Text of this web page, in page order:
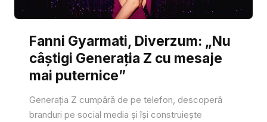
Fanni Gyarmati, Diverzum: „Nu
câștigi Generația Z cu mesaje
mai puternice”
Generația Z cumpără de pe telefon, descoperă
branduri pe social media și își construiește